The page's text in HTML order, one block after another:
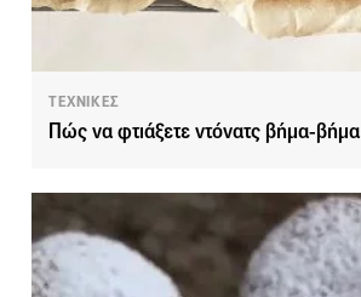
ΤΕΧΝΙΚΕΣ
Πώς να φτιάξετε ντόνατς βήμα-βήμα